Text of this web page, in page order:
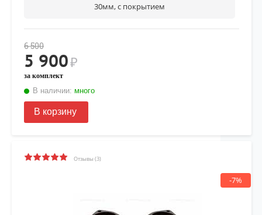
30мм, с покрытием
6 500
5 900₽
за комплект
В наличии: много
В корзину
Отзывы (3)
-7%